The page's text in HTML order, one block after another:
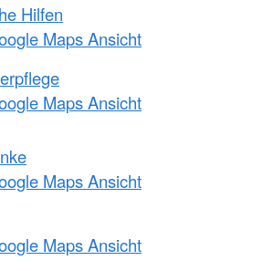
Hilfen
Maps Ansicht
Maps Ansicht
Maps Ansicht
Maps Ansicht